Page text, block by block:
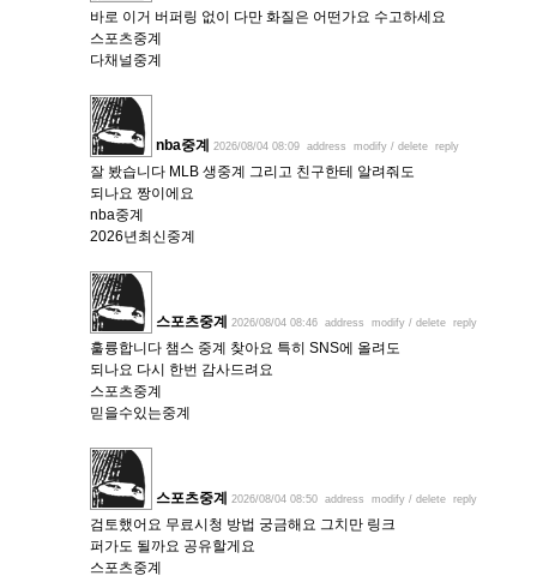
바로 이거 버퍼링 없이 다만 화질은 어떤가요 수고하세요
스포츠중계
다채널중계
nba중계 2026/08/04 08:09 address modify / delete reply
잘 봤습니다 MLB 생중계 그리고 친구한테 알려줘도
되나요 짱이에요
nba중계
2026년최신중계
스포츠중계 2026/08/04 08:46 address modify / delete reply
훌륭합니다 챔스 중계 찾아요 특히 SNS에 올려도
되나요 다시 한번 감사드려요
스포츠중계
믿을수있는중계
스포츠중계 2026/08/04 08:50 address modify / delete reply
검토했어요 무료시청 방법 궁금해요 그치만 링크
퍼가도 될까요 공유할게요
스포츠중계